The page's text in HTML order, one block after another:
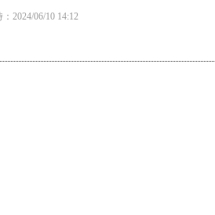
2024/06/10 14:12